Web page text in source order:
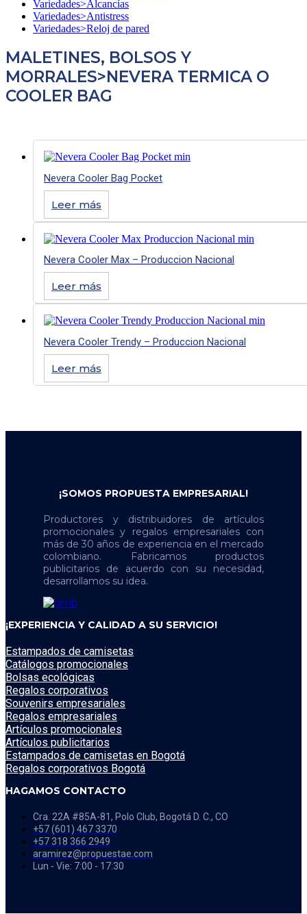
Variedades>Alcancías
Variedades>Antistress
Variedades>Reloj de pared
MALETINES, BOLSOS Y
MORRALES>NEVERA TERMICA O
COOLER BAG
Nevera Cooler Bag Pocket
Leer más
Nevera Cooler Max – Produccion Nacional
Leer más
Nevera Cooler Trendy – Produccion Nacional
Leer más
¡SOMOS PROPUESTA EMPRESARIAL!
Productores y distribuidores de artículos
promocionales y regalos empresariales con
más de 30 años de experiencia en el mercado
colombiano. Fabricamos productos
publicitarios de acuerdo con su necesidad,
desarrollamos su idea.
¡EXPERIENCIA Y CALIDAD A SU SERVICIO!
Estampados de camisetas
Catálogos promocionales
Bolsas ecológicas
Regalos corporativos
Souvenirs empresariales
Regalos empresariales
Artículos promocionales
Artículos publicitarios
Estampados de camisetas en Bogotá
Regalos corporativos Bogotá
HAGAMOS CONTACTO
Cra. 22A #85A-81, Polo Club, Bogotá D. C., CO
+57 (601) 467 3370
+57 318 366 2949
aramirez@propuestae.com
Lun - Vie: 7:00 - 17:30